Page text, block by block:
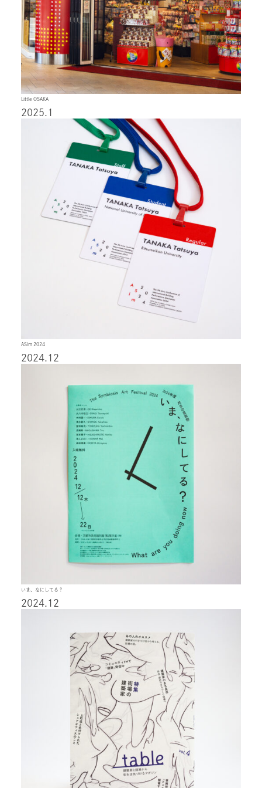
Little OSAKA
2025.1
ASim 2024
2024.12
いま、なにしてる？
2024.12